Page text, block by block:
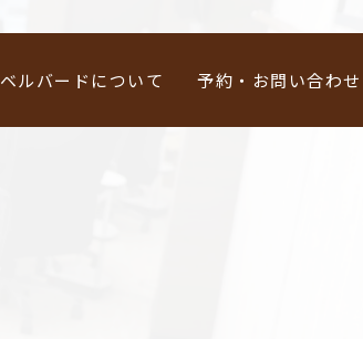
ベルバードについて 予約・お問い合わせ